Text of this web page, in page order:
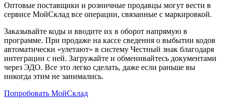
Оптовые поставщики и розничные продавцы могут вести в
сервисе МойСклад все операции, связанные с маркировкой.
Заказывайте коды и вводите их в оборот напрямую в
программе. При продаже на кассе сведения о выбытии кодов
автоматически «улетают» в систему Честный знак благодаря
интеграции с ней. Загружайте и обменивайтесь документами
через ЭДО. Все это легко сделать, даже если раньше вы
никогда этим не занимались.
Попробовать МойСклад